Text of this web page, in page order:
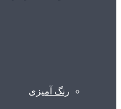
رنگ آمیزی